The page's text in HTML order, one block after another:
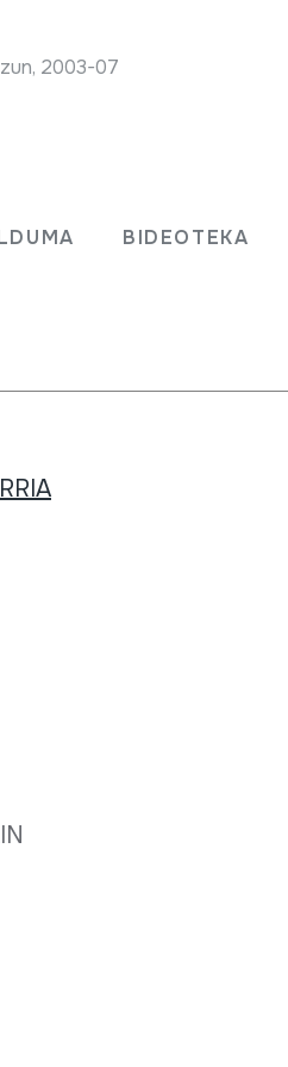
BIDEOTEKA
2003-07-05. Galdric Santana